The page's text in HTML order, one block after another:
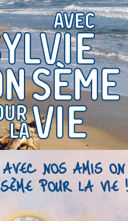
AVEC NOS AMIS ON
SÈME POUR LA VIE !